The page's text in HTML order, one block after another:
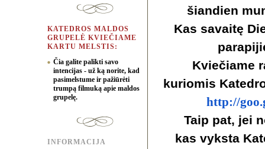
KATEDROS MALDOS
GRUPELĖ KVIEČIAME
KARTU MELSTIS:
Čia galite palikti savo
intencijas - už ką norite, kad
pasimelstume ir pažiūrėti
trumpą filmuką apie maldos
grupelę.
INFORMACIJA
šiandien
Kas savaitę
Kviečiame
kuriomis
http://
Taip pat, jei
kas vyksta